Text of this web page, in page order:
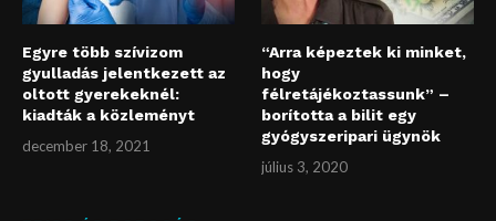
Egyre több szívizom
gyulladás jelentkezett az
oltott gyerekeknél:
kiadták a közleményt
december 18, 2021
“Arra képeztek ki minket,
hogy
félretájékoztassunk” –
borította a bilit egy
gyógyszeripari ügynök
július 3, 2020